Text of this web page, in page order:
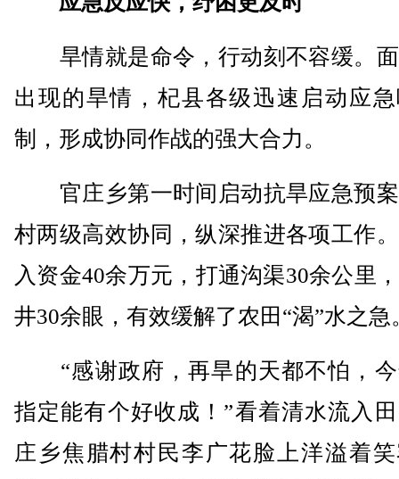
旱情就是命令，行动刻不容缓。
出现的旱情，杞县各级迅速启动应
制，形成协同作战的强大合力。
官庄乡第一时间启动抗旱应急预
村两级高效协同，纵深推进各项工作
入资金40余万元，打通沟渠30余公里
井30余眼，有效缓解了农田“渴”水之急
“感谢政府，再旱的天都不怕，今
指定能有个好收成！”看着清水流入
庄乡焦腊村村民李广花脸上洋溢着